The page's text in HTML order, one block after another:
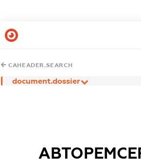
CAHEADER.SEARCH
document.dossier